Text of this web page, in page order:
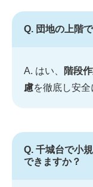
Q. 団地の上階
A. はい、
階段
慮を徹底し安全
Q. 千城台で小
できますか？